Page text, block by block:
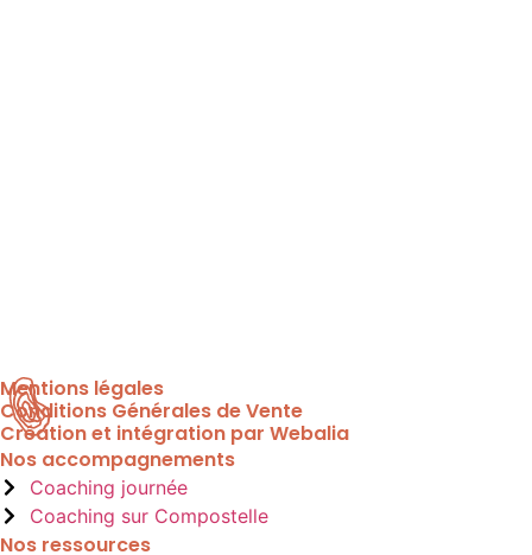
Mentions légales
Conditions Générales de Vente
Création et intégration par Webalia
Nos accompagnements
Coaching journée
Coaching sur Compostelle
Nos ressources